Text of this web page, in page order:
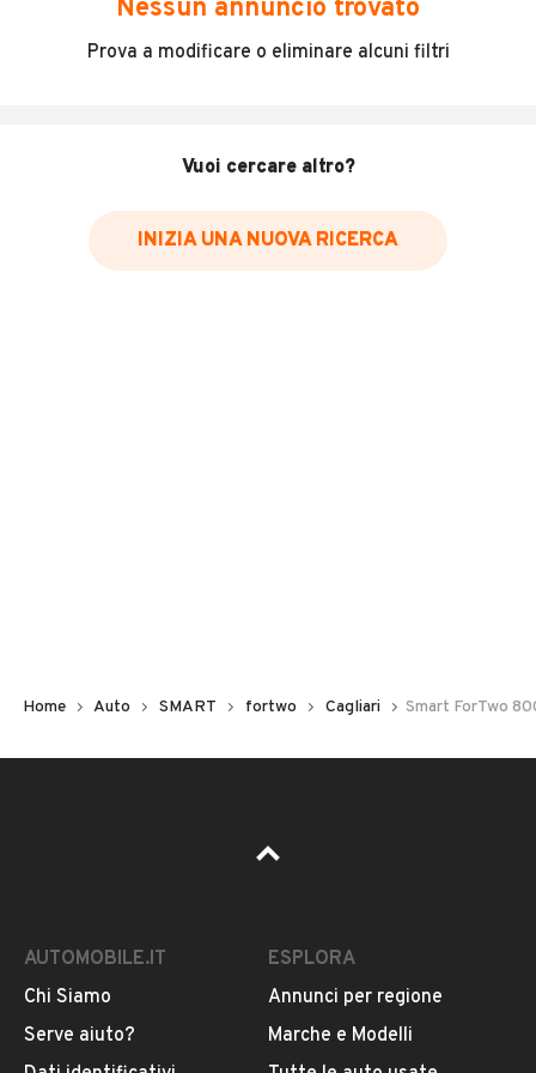
Incidenti in cui è stato coinvolto il veicolo
Data e luogo delle revisioni effettuate
Inserisci il numero di targa per verificare la disponibilità
Pubblicità
Nessun annuncio trovato
Prova a modificare o eliminare alcuni filtri
Vuoi cercare altro?
INIZIA UNA NUOVA RICERCA
Home Auto SMART fortwo Cagliari Smart ForTwo
AUTOMOBILE.IT
Chi Siamo
Serve aiuto?
ESPLORA
Annunci per regione
Marche e Modelli